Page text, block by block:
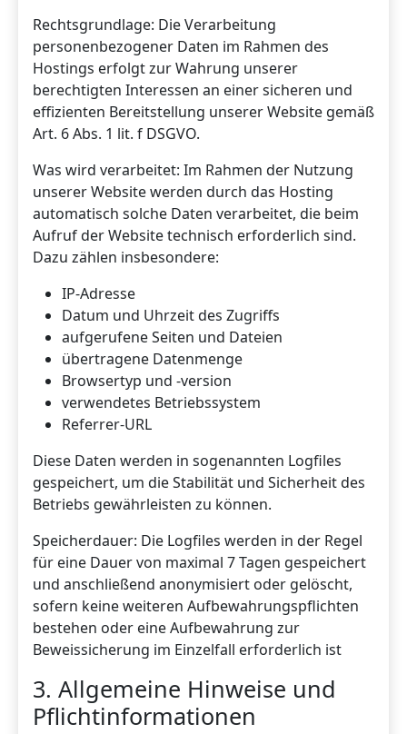
Rechtsgrundlage: Die Verarbeitung
personenbezogener Daten im Rahmen des
Hostings erfolgt zur Wahrung unserer
berechtigten Interessen an einer sicheren und
effizienten Bereitstellung unserer Website gemäß
Art. 6 Abs. 1 lit. f DSGVO.
Was wird verarbeitet: Im Rahmen der Nutzung
unserer Website werden durch das Hosting
automatisch solche Daten verarbeitet, die beim
Aufruf der Website technisch erforderlich sind.
Dazu zählen insbesondere:
IP-Adresse
Datum und Uhrzeit des Zugriffs
aufgerufene Seiten und Dateien
übertragene Datenmenge
Browsertyp und -version
verwendetes Betriebssystem
Referrer-URL
Diese Daten werden in sogenannten Logfiles
gespeichert, um die Stabilität und Sicherheit des
Betriebs gewährleisten zu können.
Speicherdauer: Die Logfiles werden in der Regel
für eine Dauer von maximal 7 Tagen gespeichert
und anschließend anonymisiert oder gelöscht,
sofern keine weiteren Aufbewahrungspflichten
bestehen oder eine Aufbewahrung zur
Beweissicherung im Einzelfall erforderlich ist
3. Allgemeine Hinweise und
Pflichtinformationen